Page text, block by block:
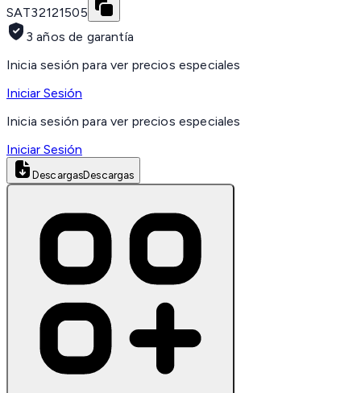
SAT32121505
3 años de garantía
Inicia sesión para ver precios especiales
Iniciar Sesión
Inicia sesión para ver precios especiales
Iniciar Sesión
DescargasDescargas